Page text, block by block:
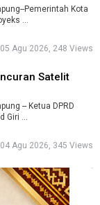
Pemerintah Kota
...
05 Agu 2026, 248 Views
Satelit
-- Ketua DPRD
...
04 Agu 2026, 345 Views